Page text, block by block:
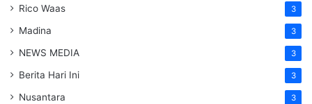
Rico Waas 3
Madina 3
NEWS MEDIA 3
Berita Hari Ini 3
Nusantara 3